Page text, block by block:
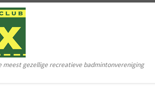
meest gezellige recreatieve badmintonvereniging